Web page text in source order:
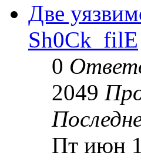
Две
Sh0Ck_filE
0
2049
Пт июн